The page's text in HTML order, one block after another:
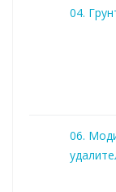
04.
06.